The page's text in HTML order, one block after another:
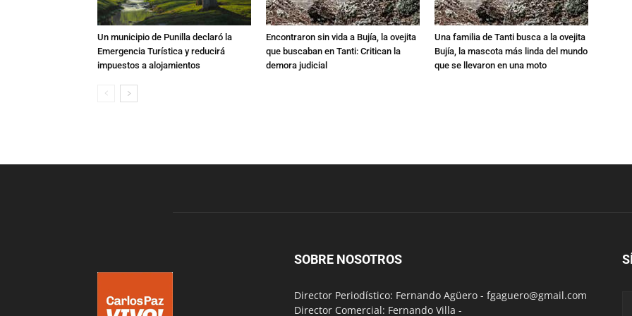
Un municipio de Punilla declaró la
Emergencia Turística y reducirá
impuestos a alojamientos
Encontraron sin vida a Bujía, la ovejita
que buscaban en Tanti: Critican la
demora judicial
Una familia de Tanti busca a la ovejita
Bujía, la mascota más linda del mundo
que se llevaron en una moto
SOBRE NOSOTROS
Director Periodístico: Fernando Agüero - fgaguero@gmail.com
Director Comercial: Fernando Villa -